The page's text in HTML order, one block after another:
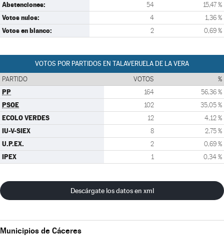
Abstenciones: 54 15,47 %
Votos nulos: 4 1,36 %
Votos en blanco: 2 0,69 %
VOTOS POR PARTIDOS EN TALAVERUELA DE LA VERA
PARTIDO VOTOS %
PP 164 56,36 %
PSOE 102 35,05 %
ECOLO VERDES 12 4,12 %
IU-V-SIEX 8 2,75 %
U.P.EX. 2 0,69 %
IPEX 1 0,34 %
Descárgate los datos en xml
Municipios de Cáceres